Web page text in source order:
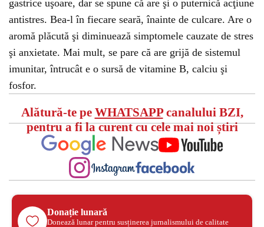
gastrice uşoare, dar se spune că are şi o puternică acţiune
antistres. Bea-l în fiecare seară, înainte de culcare. Are o
aromă plăcută şi diminuează simptomele cauzate de stres
şi anxietate. Mai mult, se pare că are grijă de sistemul
imunitar, întrucât e o sursă de vitamine B, calciu şi
fosfor.
Alătură-te pe WHATSAPPcanalului BZI,
pentru a fi la curent cu cele mai noi știri
Donație lunară
Donează lunar pentru susținerea jurnalismului de calitate